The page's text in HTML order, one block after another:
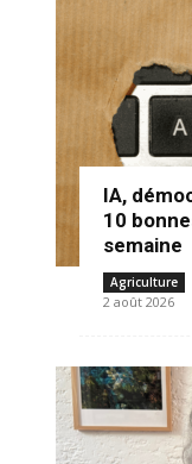
IA,
10
semaine
Agriculture
2 août 2026